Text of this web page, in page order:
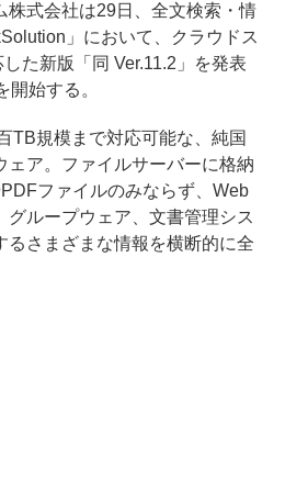
式会社は29日、全文検索・情
」において、クラウドス
た新版「同 Ver.11.2」を発表
開始する。
規模まで対応可能な、純国
ェア。ファイルサーバーに格納
ファイルのみならず、Web
グループウェア、文書管理シス
るさまざまな情報を横断的に全